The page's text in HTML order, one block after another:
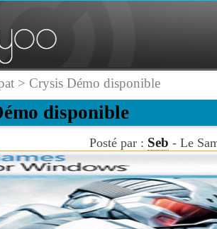
> Crysis Démo disponible
disponible
Posté par : Seb - Le